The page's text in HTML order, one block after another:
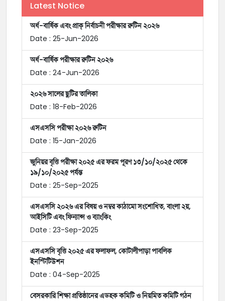
Latest Notice
অর্ধ-বার্ষিক এবং প্রাক্ নির্বাচনী পরীক্ষার রুটিন ২০২৬
Date : 25-Jun-2026
অর্ধ-বার্ষিক পরীক্ষার রুটিন ২০২৬
Date : 24-Jun-2026
২০২৬ সালের ছুটির তালিকা
Date : 18-Feb-2026
এসএসসি পরীক্ষা ২০২৬ রুটিন
Date : 15-Jan-2026
জুনিয়র বৃত্তি পরীক্ষা ২০২৫ এর ফরম পূরণ ১৩/১০/২০২৫ থেকে
১৯/১০/২০২৫ পর্যন্ত
Date : 25-Sep-2025
এসএসসি ২০২৬ এর বিষয় ও নম্বর কাঠামো সংশোধিত, বাংলা ২য়,
আইসিটি এবং ফিন্যান্স ও ব্যাংকিং
Date : 23-Sep-2025
এসএসসি বৃত্তি ২০২৫ এর ফলাফল, কোটালীপাড়া পাবলিক
ইনস্টিটিউশন
Date : 04-Sep-2025
বেসরকারি শিক্ষা প্রতিষ্ঠানের এডহক কমিটি ও নিয়মিত কমিটি গঠন